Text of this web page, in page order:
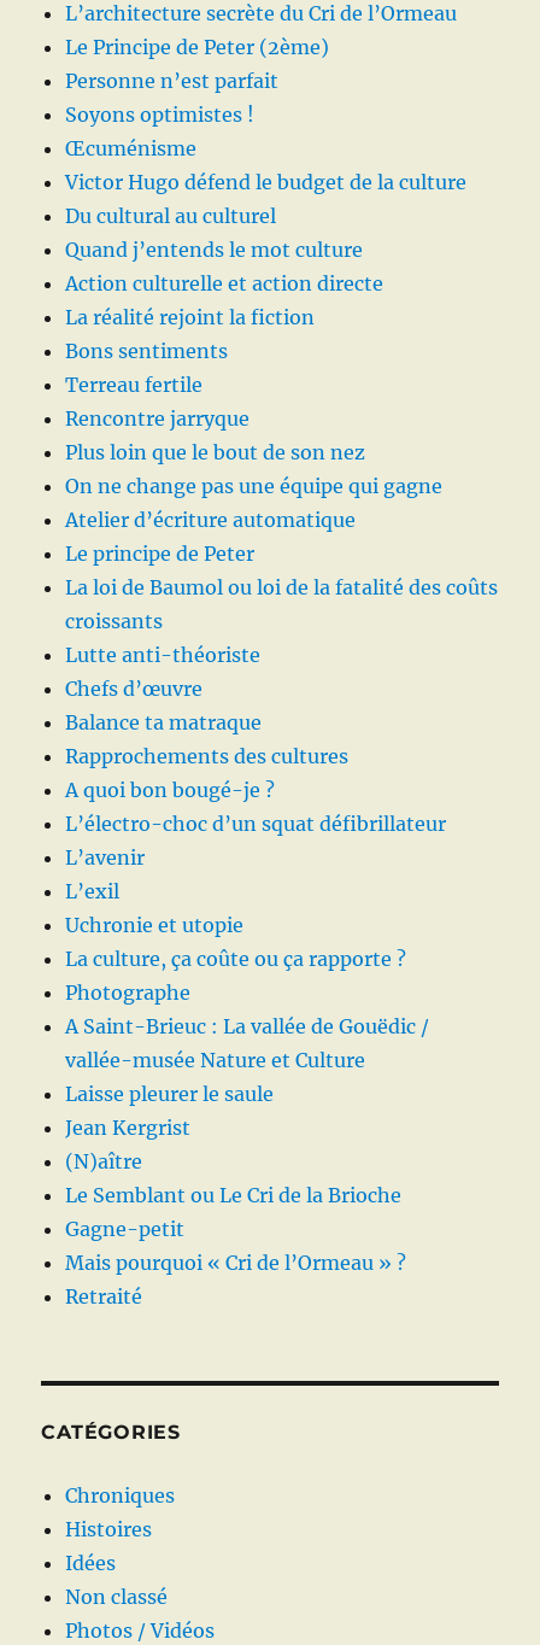
L’architecture secrète du Cri de l’Ormeau
Le Principe de Peter (2ème)
Personne n’est parfait
Soyons optimistes !
Œcuménisme
Victor Hugo défend le budget de la culture
Du cultural au culturel
Quand j’entends le mot culture
Action culturelle et action directe
La réalité rejoint la fiction
Bons sentiments
Terreau fertile
Rencontre jarryque
Plus loin que le bout de son nez
On ne change pas une équipe qui gagne
Atelier d’écriture automatique
Le principe de Peter
La loi de Baumol ou loi de la fatalité des coûts
croissants
Lutte anti-théoriste
Chefs d’œuvre
Balance ta matraque
Rapprochements des cultures
A quoi bon bougé-je ?
L’électro-choc d’un squat défibrillateur
L’avenir
L’exil
Uchronie et utopie
La culture, ça coûte ou ça rapporte ?
Photographe
A Saint-Brieuc : La vallée de Gouëdic /
vallée-musée Nature et Culture
Laisse pleurer le saule
Jean Kergrist
(N)aître
Le Semblant ou Le Cri de la Brioche
Gagne-petit
Mais pourquoi « Cri de l’Ormeau » ?
Retraité
CATÉGORIES
Chroniques
Histoires
Idées
Non classé
Photos / Vidéos